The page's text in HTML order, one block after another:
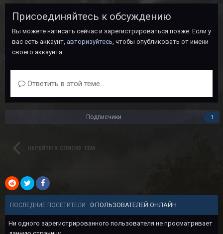
Присоединяйтесь к обсуждению
Вы можете написать сейчас и зарегистрироваться позже. Если у
вас есть аккаунт, авторизуйтесь, чтобы опубликовать от имени
своего аккаунта.
Ответить в этой теме...
Подписчики 1
ПЕРЕЙТИ К СПИСКУ ТЕМ
ПОСЛЕДНИЕ ПОСЕТИТЕЛИ 0 ПОЛЬЗОВАТЕЛЕЙ ОНЛАЙН
Ни одного зарегистрированного пользователя не просматривает